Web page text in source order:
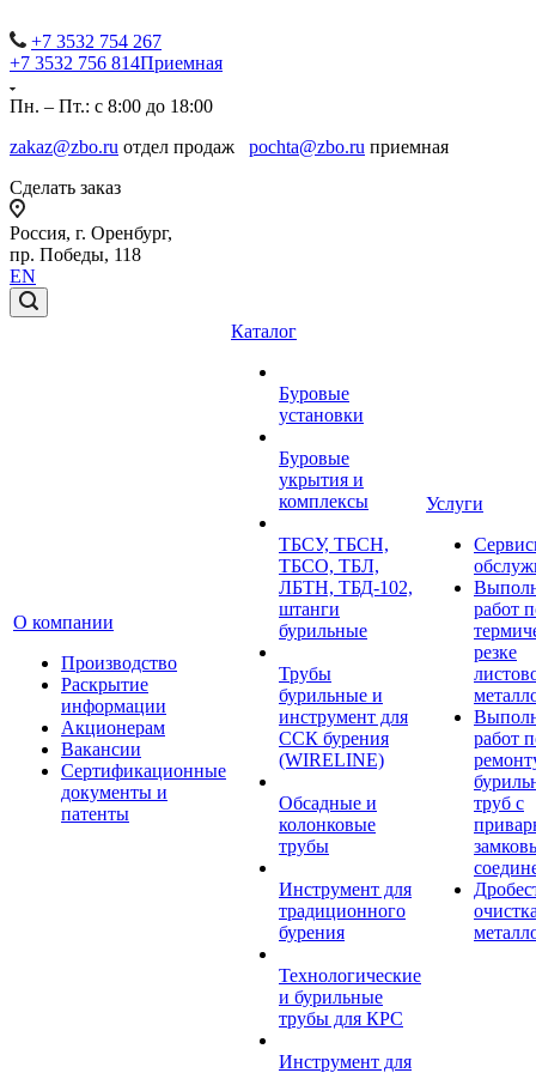
+7 3532 754 267
+7 3532 756 814Приемная
Пн. – Пт.: с 8:00 до 18:00
zakaz@zbo.ru отдел продаж pochta@zbo.ru приемная
Сделать заказ
Россия, г. Оренбург,
пр. Победы, 118
EN
О компании
Производство
Раскрытие
информации
Акционерам
Вакансии
Сертификационные
документы и
патенты
Каталог
Буровые
установки
Буровые
укрытия и
комплексы
ТБСУ, ТБСН,
ТБСО, ТБЛ,
ЛБТН, ТБД-102,
штанги
бурильные
Трубы
бурильные и
инструмент для
ССК бурения
(WIRELINE)
Обсадные и
колонковые
трубы
Инструмент для
традиционного
бурения
Технологические
и бурильные
трубы для КРС
Инструмент для
Услуги
работ
резке
работ
труб с